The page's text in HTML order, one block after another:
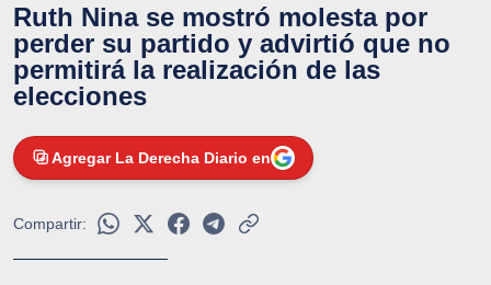
Ruth Nina se mostró molesta por
perder su partido y advirtió que no
permitirá la realización de las
elecciones
Agregar La Derecha Diario en
Compartir: